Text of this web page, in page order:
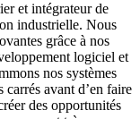
et intégrateur de
industrielle. Nous
grâce à nos
logiciel et
nos systèmes
avant d’en faire
des opportunités